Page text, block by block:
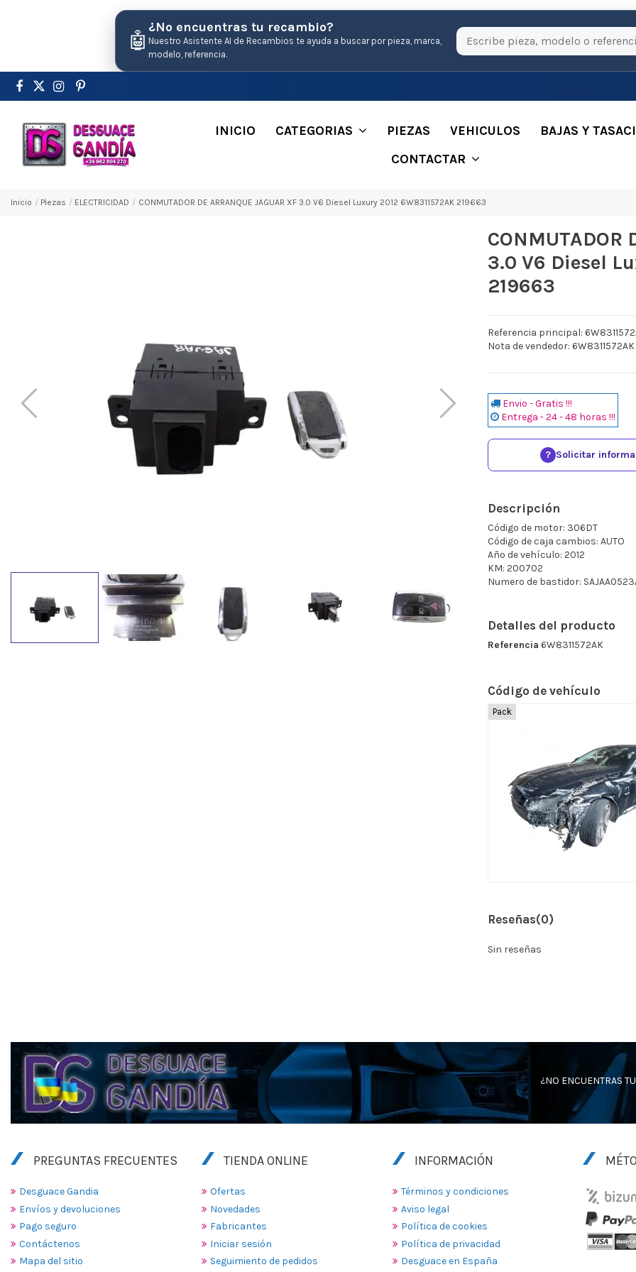
🤖
¿No encuentras tu recambio?
Nuestro Asistente AI de Recambios te ayuda a buscar por pieza, marca,
modelo, referencia.
INICIO CATEGORIAS PIEZAS VEHICULOS
BAJAS Y
CONTACTAR
Inicio Pіezas ELECTRICIDAD CONMUTADOR DE ARRANQUE JAGUAR XF 3.0 V6 Diesel Luxury 2012 6W8311572AK 219663
CONMUTADOR
3.0 V6 Diesel
219663
Referencia principal:
Nota de vendedor: 6W8311572AK
Envio - Gratis !!!
Entrega - 24 - 48 horas !!!
? Solicitar
Descripción
Código de motor: 306DT
Código de caja cambios: AUTO
Año de vehículo: 2012
KM: 200702
Numero de bastidor:
Detalles del producto
Referencia 6W8311572AK
Código de vehículo
Pack
Reseñas(0)
Sin reseñas
¿NO ENCUENTRAS
PREGUNTAS FRECUENTES
Desguace Gandia
Envíos y devoluciones
Pago seguro
Contáctenos
Mapa del sitio
TIENDA ONLINE
Ofertas
Novedades
Fabricantes
Iniciar sesión
Seguimiento de pedidos
INFORMACIÓN
Términos y condiciones
Aviso legal
Política de cookies
Política de privacidad
Desguace en España